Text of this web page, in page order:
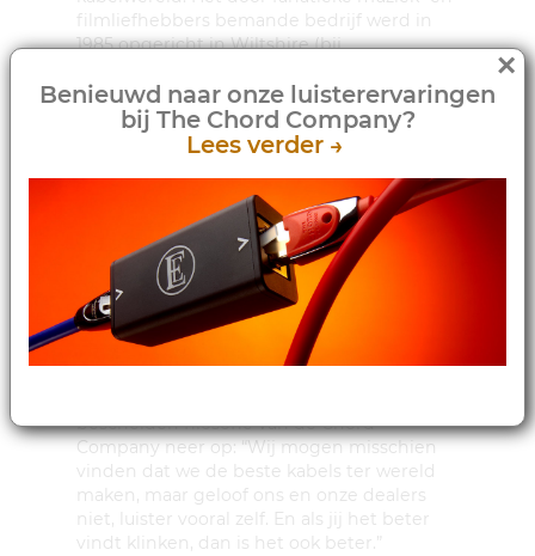
Benieuwd naar onze luisterervaringen
bij The Chord Company?
Lees verder →
×
filmliefhebbers bemande bedrijf werd in
1985 opgericht in Wiltshire (bij
groeiende assortiment van handgemaakte
kabels biedt oplossingen voor alle
gangbare hifi- en AV-toepassingen. Chord
overzichtelijke, in prestaties en prijs
oplopende series, waardoor in hun
assortiment voor elke beurs en voor elk oor
een perfecte kabel te vinden is.
The Chord Company
fabrieksbezoek
bescheiden filosofie van de Chord
Company neer op: “Wij mogen misschien
vinden dat we de beste kabels ter wereld
maken, maar geloof ons en onze dealers
niet, luister vooral zelf. En als jij het beter
vindt klinken, dan is het ook beter.”